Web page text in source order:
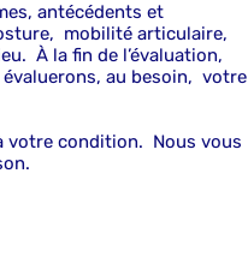
antécédents et
mobilité articulaire,
À la fin de l’évaluation,
au besoin, votre
votre condition. Nous vous